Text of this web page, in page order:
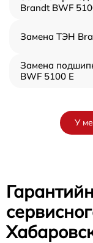
Brandt BWF
Замена ТЭН
Замена
BWF 5100 E
У